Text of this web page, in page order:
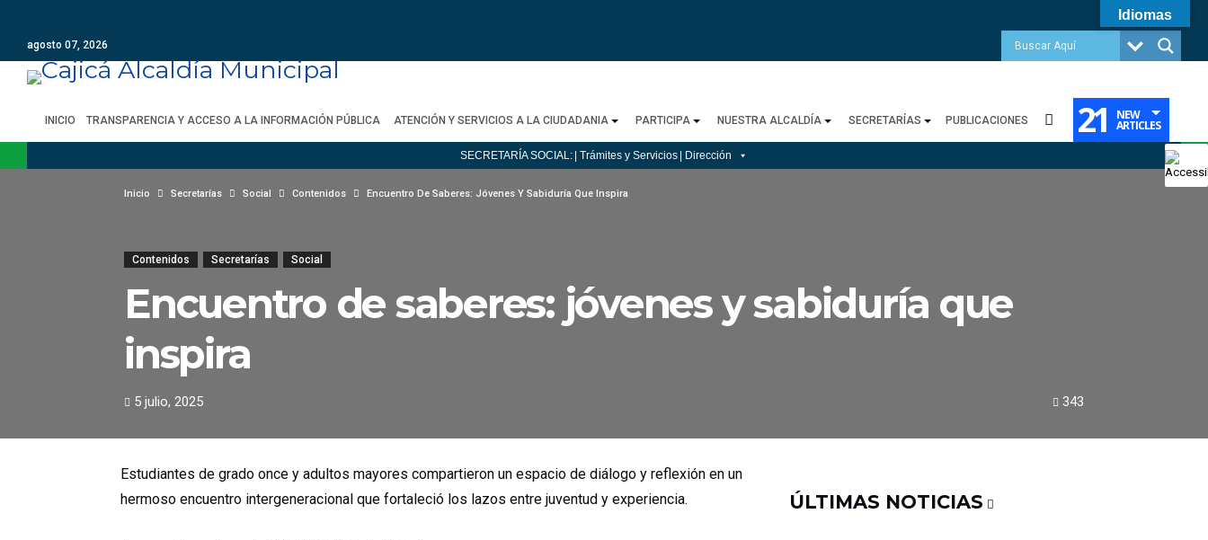
agosto 07, 2026
INICIO TRANSPARENCIA Y ACCESO A LA INFORMACIÓN PÚBLICA ATENCIÓN Y SERVICIOS A LA CIUDADANIA PARTICIPA NUESTRA ALCALDÍA SECRETARÍAS PUBLICACIONES 21 NEW
ARTICLES
SECRETARÍA SOCIAL: | Trámites y Servicios | Dirección
Inicio Secretarías Social Contenidos Encuentro De Saberes: Jóvenes Y Sabiduría Que Inspira
Contenidos Secretarías Social
Encuentro de saberes: jóvenes y sabiduría que
inspira
5 julio, 2025 343
Estudiantes de grado once y adultos mayores compartieron un espacio de diálogo y reflexión en un
hermoso encuentro intergeneracional que fortaleció los lazos entre juventud y experiencia.
ÚLTIMAS NOTICIAS
Idiomas